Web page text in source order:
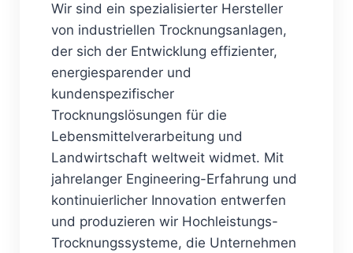
Wir sind ein spezialisierter Hersteller
von industriellen Trocknungsanlagen,
der sich der Entwicklung effizienter,
energiesparender und
kundenspezifischer
Trocknungslösungen für die
Lebensmittelverarbeitung und
Landwirtschaft weltweit widmet. Mit
jahrelanger Engineering-Erfahrung und
kontinuierlicher Innovation entwerfen
und produzieren wir Hochleistungs-
Trocknungssysteme, die Unternehmen